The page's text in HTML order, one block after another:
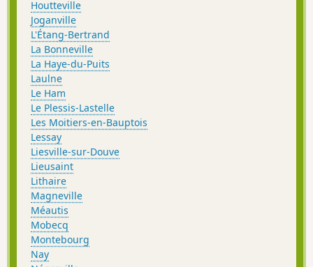
Houtteville
Joganville
L'Étang-Bertrand
La Bonneville
La Haye-du-Puits
Laulne
Le Ham
Le Plessis-Lastelle
Les Moitiers-en-Bauptois
Lessay
Liesville-sur-Douve
Lieusaint
Lithaire
Magneville
Méautis
Mobecq
Montebourg
Nay